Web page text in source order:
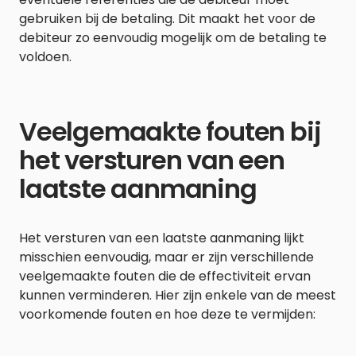
gebruiken bij de betaling. Dit maakt het voor de
debiteur zo eenvoudig mogelijk om de betaling te
voldoen.
Veelgemaakte fouten bij
het versturen van een
laatste aanmaning
Het versturen van een laatste aanmaning lijkt
misschien eenvoudig, maar er zijn verschillende
veelgemaakte fouten die de effectiviteit ervan
kunnen verminderen. Hier zijn enkele van de meest
voorkomende fouten en hoe deze te vermijden: